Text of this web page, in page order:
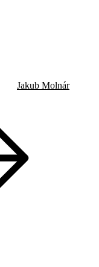
Jakub Molnár